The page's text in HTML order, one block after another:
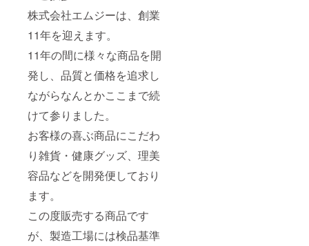
株式会社エムジーは、創業
11年を迎えます。
11年の間に様々な商品を開
発し、品質と価格を追求し
ながらなんとかここまで続
けて参りました。
お客様の喜ぶ商品にこだわ
り雑貨・健康グッズ、理美
容品などを開発便しており
ます。
この度販売する商品です
が、製造工場には検品基準